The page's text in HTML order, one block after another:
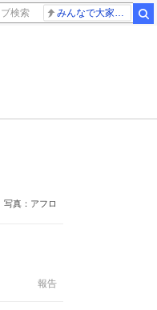
写真：アフロ
報告